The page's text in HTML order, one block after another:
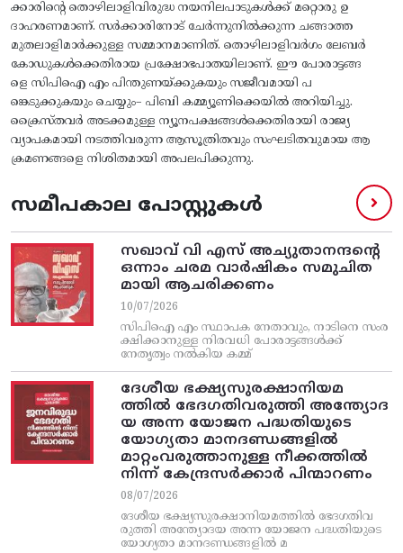
ക്കാരിന്റെ തൊഴിലാളിവിരുദ്ധ നയനിലപാടുകൾക്ക്‌ മറ്റൊരു ഉ
ദാഹരണമാണ്‌. സർക്കാരിനോട്‌ ചേർന്നുനിൽക്കുന്ന ചങ്ങാത്ത
മുതലാളിമാർക്കുള്ള സമ്മാനമാണിത്‌. തൊഴിലാളിവർഗം ലേബർ
കോഡുകൾക്കെതിരായ പ്രക്ഷോഭപാതയിലാണ്‌. ഇ‍ൗ പോരാട്ടങ്ങ
ളെ സിപിഐ എം പിന്തുണയ്‌ക്കുകയും സജീവമായി പ
ങ്കെടുക്കുകയും ചെയ്യും– പിബി കമ്മ്യൂണിക്കെയിൽ അറിയിച്ചു.
ക്രൈസ്‌തവർ അടക്കമുള്ള ന്യൂനപക്ഷങ്ങൾക്കെതിരായി രാജ്യ
വ്യാപകമായി നടത്തിവരുന്ന ആസൂത്രിതവും സംഘടിതവുമായ ആ
ക്രമണങ്ങളെ നിശിതമായി അപലപിക്കുന്നു.
സമീപകാല പോസ്റ്റുകൾ
സഖാവ് വി എസ്‌ അച്യുതാനന്ദന്റെ
ഒന്നാം ചരമ വാര്‍ഷികം സമുചിത
മായി ആചരിക്കണം
10/07/2026
സിപിഐ എം സ്ഥാപക നേതാവും, നാടിനെ സംര
ക്ഷിക്കാനുള്ള നിരവധി പോരാട്ടങ്ങള്‍ക്ക്‌
നേതൃത്വം നല്‍കിയ കമ്മ്
ദേശീയ ഭക്ഷ്യസുരക്ഷാനിയമ
ത്തിൽ ഭേദഗതിവരുത്തി അന്ത്യോദ
യ അന്ന യോജന പദ്ധതിയുടെ
യോഗ്യതാ മാനദണ്ഡങ്ങളിൽ
മാറ്റംവരുത്താനുള്ള നീക്കത്തിൽ
നിന്ന്‌ കേന്ദ്രസർക്കാർ പിന്മാറണം
08/07/2026
ദേശീയ ഭക്ഷ്യസുരക്ഷാനിയമത്തിൽ ഭേദഗതിവ
രുത്തി അന്ത്യോദയ അന്ന യോജന പദ്ധതിയുടെ
യോഗ്യതാ മാനദണ്ഡങ്ങളിൽ മ